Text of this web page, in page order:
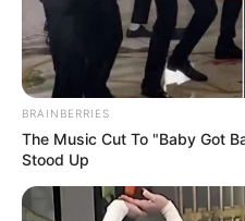
BRAINBERRIES
The Music Cut To "Baby Got
Stood Up